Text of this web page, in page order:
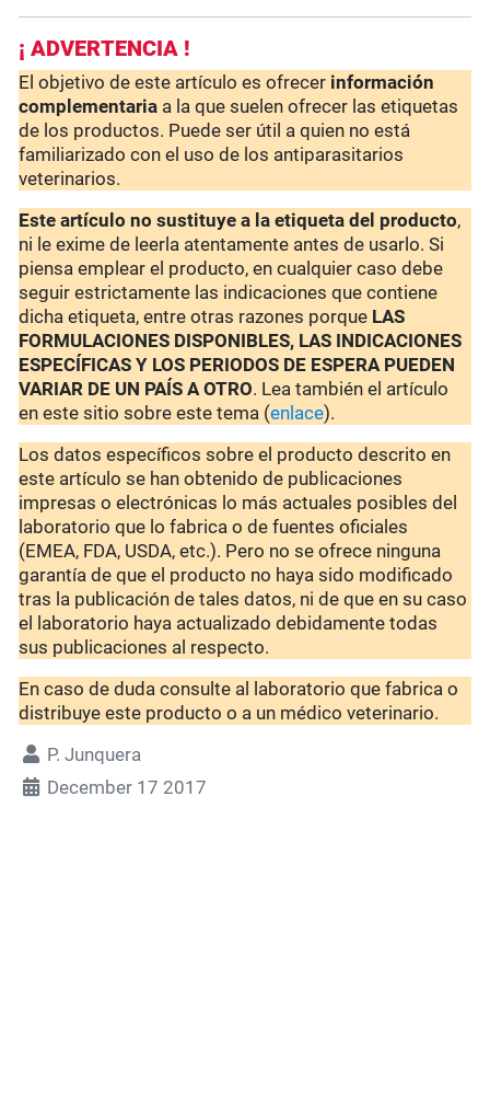
¡ ADVERTENCIA !
El objetivo de este artículo es ofrecer información
complementaria a la que suelen ofrecer las etiquetas
de los productos. Puede ser útil a quien no está
familiarizado con el uso de los antiparasitarios
veterinarios.
Este artículo no sustituye a la etiqueta del producto,
ni le exime de leerla atentamente antes de usarlo. Si
piensa emplear el producto, en cualquier caso debe
seguir estrictamente las indicaciones que contiene
dicha etiqueta, entre otras razones porque LAS
FORMULACIONES DISPONIBLES, LAS INDICACIONES
ESPECÍFICAS Y LOS PERIODOS DE ESPERA PUEDEN
VARIAR DE UN PAÍS A OTRO. Lea también el artículo
en este sitio sobre este tema (enlace).
Los datos específicos sobre el producto descrito en
este artículo se han obtenido de publicaciones
impresas o electrónicas lo más actuales posibles del
laboratorio que lo fabrica o de fuentes oficiales
(EMEA, FDA, USDA, etc.). Pero no se ofrece ninguna
garantía de que el producto no haya sido modificado
tras la publicación de tales datos, ni de que en su caso
el laboratorio haya actualizado debidamente todas
sus publicaciones al respecto.
En caso de duda consulte al laboratorio que fabrica o
distribuye este producto o a un médico veterinario.
P. Junquera
December 17 2017